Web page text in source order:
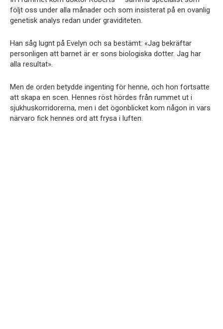
följt oss under alla månader och som insisterat på en ovanlig
genetisk analys redan under graviditeten.
Han såg lugnt på Evelyn och sa bestämt: «Jag bekräftar
personligen att barnet är er sons biologiska dotter. Jag har
alla resultat».
Men de orden betydde ingenting för henne, och hon fortsatte
att skapa en scen. Hennes röst hördes från rummet ut i
sjukhuskorridorerna, men i det ögonblicket kom någon in vars
närvaro fick hennes ord att frysa i luften.